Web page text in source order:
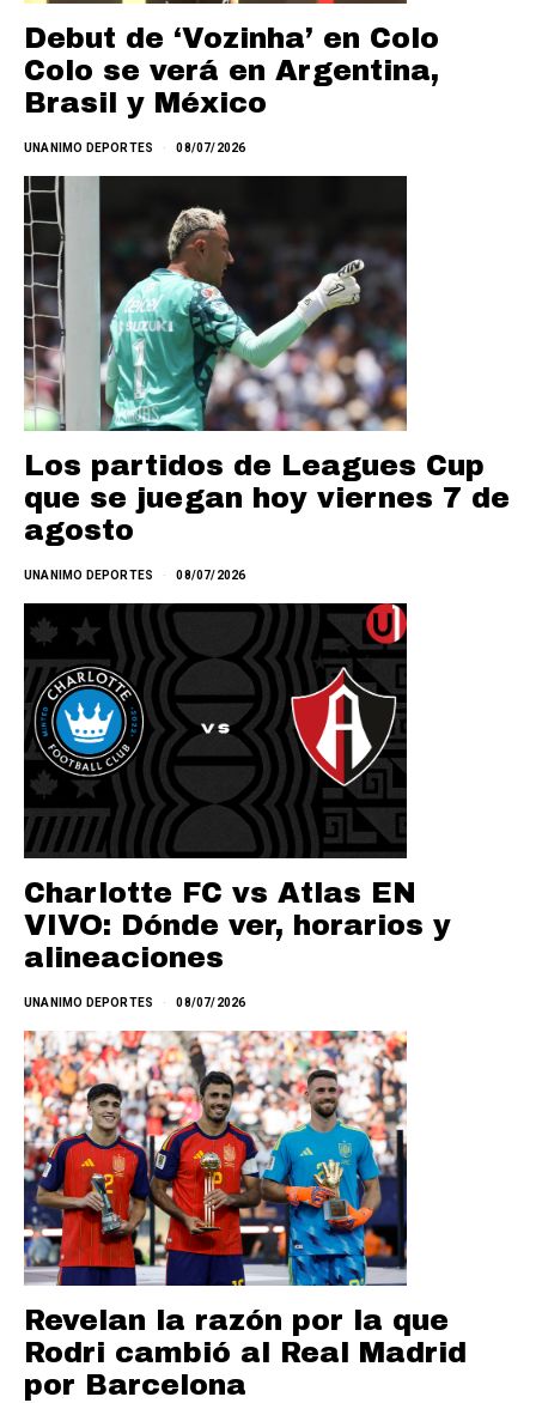
Debut de ‘Vozinha’ en Colo
Colo se verá en Argentina,
Brasil y México
UNANIMO DEPORTES 08/07/2026
Los partidos de Leagues Cup
que se juegan hoy viernes 7 de
agosto
UNANIMO DEPORTES 08/07/2026
Charlotte FC vs Atlas EN
VIVO: Dónde ver, horarios y
alineaciones
UNANIMO DEPORTES 08/07/2026
Revelan la razón por la que
Rodri cambió al Real Madrid
por Barcelona